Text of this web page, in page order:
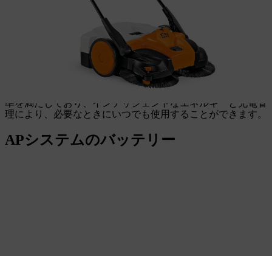
STIHL APシステムには、様々なカテゴリーのバッテリーツ
ールがあり、優れたリチウムイオンバッテリーや背負式バッ
テリーなどは非常に柔軟に使用できます。APシステムの製
品であれば、すべてのバッテリーをすべてのツールと組み合
わせることができます。その際、卓越した性能と定評のある
STIHLの品質が損なわれることはありません。
準を満たしており、インテリジェントなエネルギーと充電管
理により、必要なときにいつでも使用することができます。
APシステムのバッテリー